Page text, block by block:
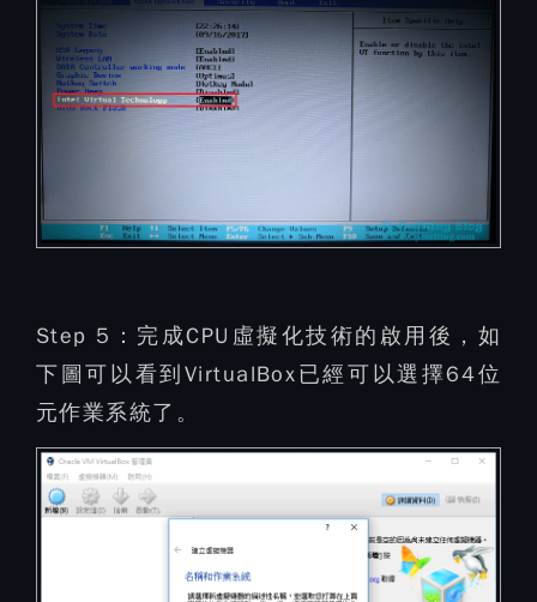
Step 5： 完成CPU虛擬化技術的啟用後，如
下圖可以看到VirtualBox已經可以選擇64位
元作業系統了。